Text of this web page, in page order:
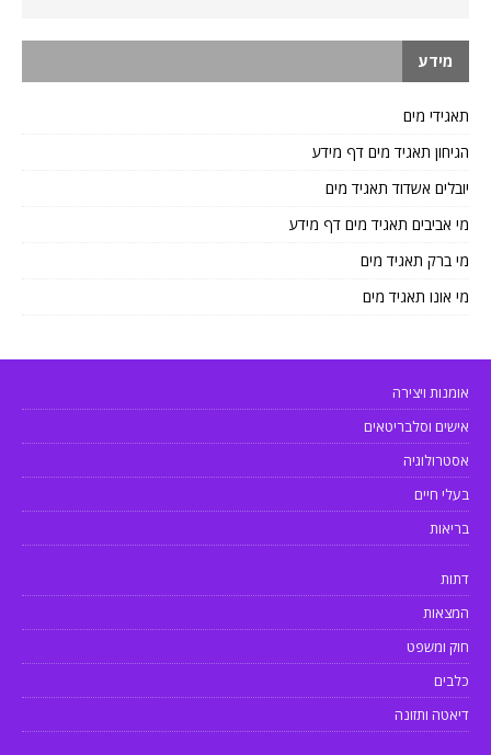
מידע
תאגידי מים
הגיחון תאגיד מים דף מידע
יובלים אשדוד תאגיד מים
מי אביבים תאגיד מים דף מידע
מי ברק תאגיד מים
מי אונו תאגיד מים
אומנות ויצירה
אישים וסלבריטאים
אסטרולוגיה
בעלי חיים
בריאות
דתות
המצאות
חוק ומשפט
כלבים
דיאטה ותזונה